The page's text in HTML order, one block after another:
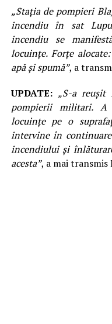
„Stația de pompieri
incendiu în sat
incendiu se
locuințe. Forțe
apă și spumă”, a
UPDATE: „S-a reușit
pompierii militari. A
locuințe pe o
intervine în
incendiului și
acesta”, a mai transmis